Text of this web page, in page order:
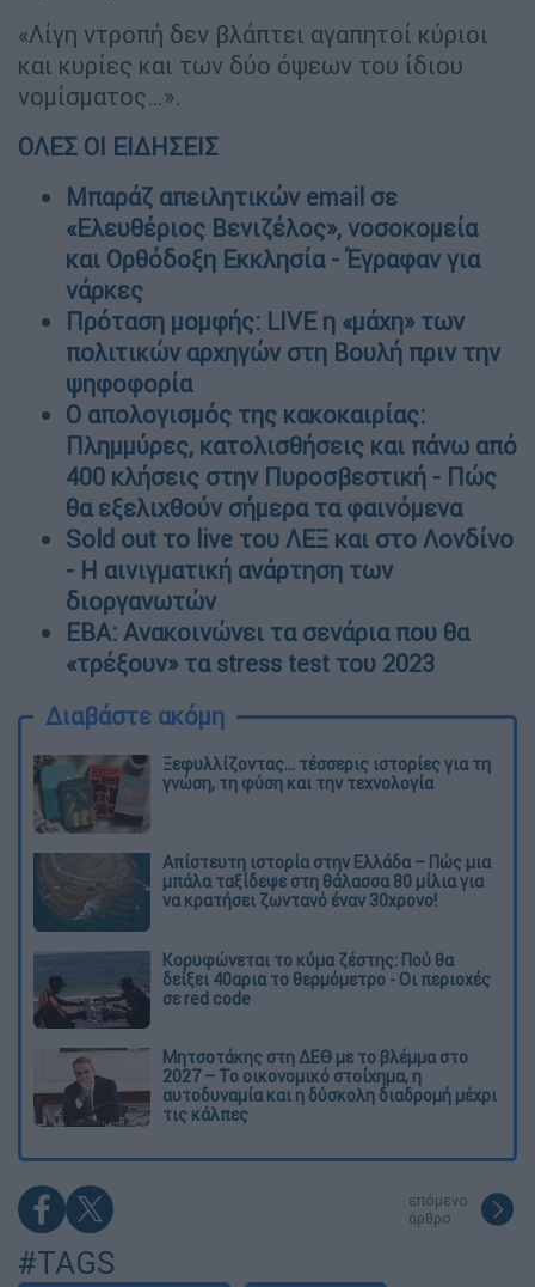
«Λίγη ντροπή δεν βλάπτει αγαπητοί κύριοι
και κυρίες και των δύο όψεων του ίδιου
νομίσματος…».
ΟΛΕΣ ΟΙ ΕΙΔΗΣΕΙΣ
Μπαράζ απειλητικών email σε
«Ελευθέριος Βενιζέλος», νοσοκομεία
και Ορθόδοξη Εκκλησία - Έγραφαν για
νάρκες
Πρόταση μομφής: LIVE η «μάχη» των
πολιτικών αρχηγών στη Βουλή πριν την
ψηφοφορία
Ο απολογισμός της κακοκαιρίας:
Πλημμύρες, κατολισθήσεις και πάνω από
400 κλήσεις στην Πυροσβεστική - Πώς
θα εξελιχθούν σήμερα τα φαινόμενα
Sold out το live του ΛΕΞ και στο Λονδίνο
- Η αινιγματική ανάρτηση των
διοργανωτών
ΕΒΑ: Ανακοινώνει τα σενάρια που θα
«τρέξουν» τα stress test του 2023
Διαβάστε ακόμη
Ξεφυλλίζοντας... τέσσερις ιστορίες για τη
γνώση, τη φύση και την τεχνολογία
Απίστευτη ιστορία στην Ελλάδα – Πώς μια
μπάλα ταξίδεψε στη θάλασσα 80 μίλια για
να κρατήσει ζωντανό έναν 30χρονο!
Κορυφώνεται το κύμα ζέστης: Πού θα
δείξει 40αρια το θερμόμετρο - Οι περιοχές
σε red code
Μητσοτάκης στη ΔΕΘ με το βλέμμα στο
2027 – Το οικονομικό στοίχημα, η
αυτοδυναμία και η δύσκολη διαδρομή μέχρι
τις κάλπες
επόμενο
άρθρο
#TAGS